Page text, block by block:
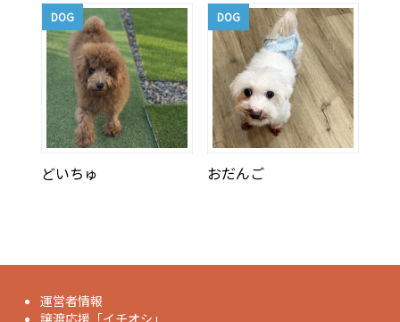
DOG
どいちゅ
DOG
おだんご
運営者情報